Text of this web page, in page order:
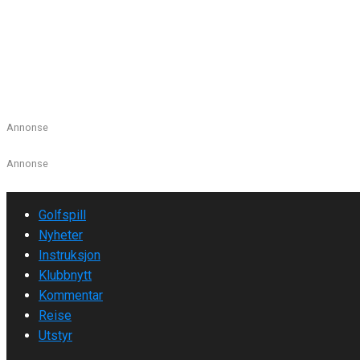
Annonse
Annonse
Golfspill
Nyheter
Instruksjon
Klubbnytt
Kommentar
Reise
Utstyr